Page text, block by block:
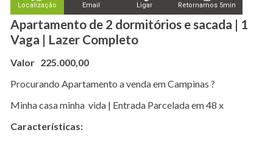
Localização Email Ligar Retornamos 5min
Apartamento de 2 dormitórios e sacada | 1
Vaga | Lazer Completo
Valor 225.000,00
Procurando Apartamento a venda em Campinas ?
Minha casa minha vida | Entrada Parcelada em 48 x
Características: